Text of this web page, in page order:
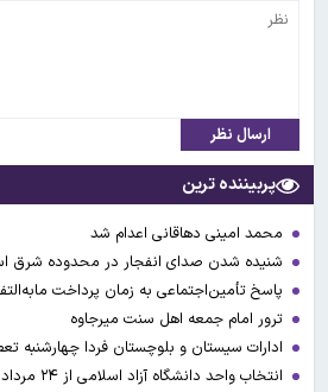
ارسال نظر
پربیننده ترین
محمد امینی دهاقانی اعدام شد
شنیده شدن صدای انفجار در محدوده شرق
پاسخ تأمین‌اجتماعی به زمان پرداخت
ترور امام جمعه اهل سنت میرجاوه
ادارات سیستان و بلوچستان فردا چهارشنبه
انتخاب واحد دانشگاه آزاد اسلامی از ۲۴ مرداد آغاز می شود